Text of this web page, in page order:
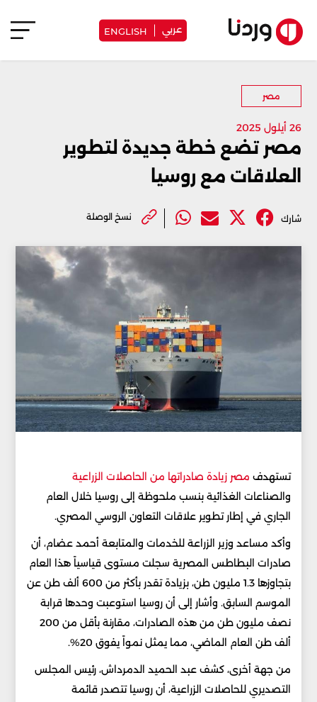
عربي ENGLISH
مصر
26 أيلول 2025
مصر تضع خطة جديدة لتطوير
العلاقات مع روسيا
شارك نسخ الوصلة
تستهدف مصر زيادة صادراتها من الحاصلات الزراعية
والصناعات الغذائية بنسب ملحوظة إلى روسيا خلال العام
الجاري في إطار تطوير علاقات التعاون الروسي المصري.
وأكد مساعد وزير الزراعة للخدمات والمتابعة أحمد عضام، أن
صادرات البطاطس المصرية سجلت مستوى قياسياً هذا العام
بتجاوزها 1.3 مليون طن، بزيادة تقدر بأكثر من 600 ألف طن عن
الموسم السابق. وأشار إلى أن روسيا استوعبت وحدها قرابة
نصف مليون طن من هذه الصادرات، مقارنة بأقل من 200
ألف طن العام الماضي، مما يمثل نمواً يفوق 20%.
من جهة أخرى، كشف عبد الحميد الدمرداش، رئيس المجلس
التصديري للحاصلات الزراعية، أن روسيا تتصدر قائمة